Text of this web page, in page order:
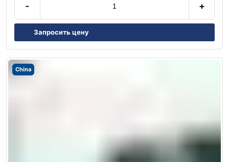
- +
Запросить цену
China